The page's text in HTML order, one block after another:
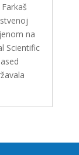
na
Scientific